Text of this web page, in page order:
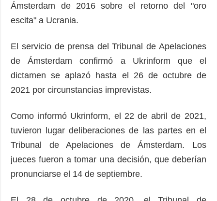
Ámsterdam de 2016 sobre el retorno del "oro
escita" a Ucrania.
El servicio de prensa del Tribunal de Apelaciones
de Ámsterdam confirmó a Ukrinform que el
dictamen se aplazó hasta el 26 de octubre de
2021 por circunstancias imprevistas.
Como informó Ukrinform, el 22 de abril de 2021,
tuvieron lugar deliberaciones de las partes en el
Tribunal de Apelaciones de Ámsterdam. Los
jueces fueron a tomar una decisión, que deberían
pronunciarse el 14 de septiembre.